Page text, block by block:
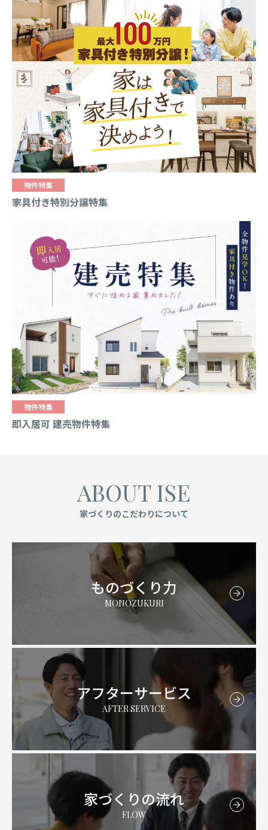
物件特集
家具付き特別分譲特集
物件特集
即入居可 建売物件特集
ABOUT ISE
家づくりのこだわりについて
ものづくり力
MONOZUKURI
アフターサービス
AFTER SERVICE
家づくりの流れ
FLOW